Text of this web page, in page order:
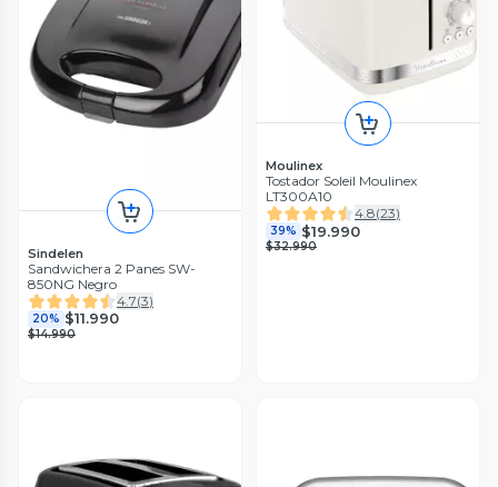
Sindelen
Sandwichera 2 Panes SW-
850NG Negro
4.7(3)
20% $11.990
$14.990
Moulinex
Tostador Soleil Moulinex
LT300A10
4.8(23)
39% $19.990
$32.990